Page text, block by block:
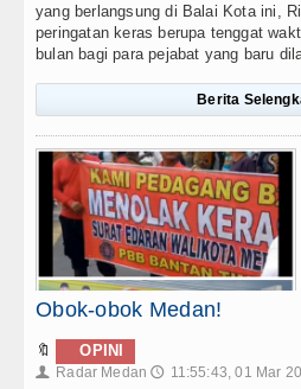
yang berlangsung di Balai Kota ini,
peringatan keras berupa tenggat
bulan bagi para pejabat yang baru
Berita
Obok-obok Medan!
🔖 OPINI
👤 Radar Medan 🕔 11:55:43, 01 Mar